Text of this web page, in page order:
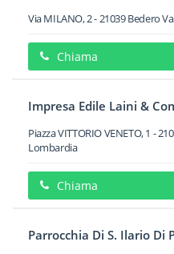
Via MILANO, 2-21039Bedero
Chiama
Impresa Edile Laini &
Piazza VITTORIO VENETO, 1 -
Lombardia
Chiama
Parrocchia Di S. Ilario Di